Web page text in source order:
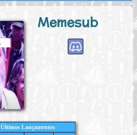
Memesub
Últimos Lançamentos